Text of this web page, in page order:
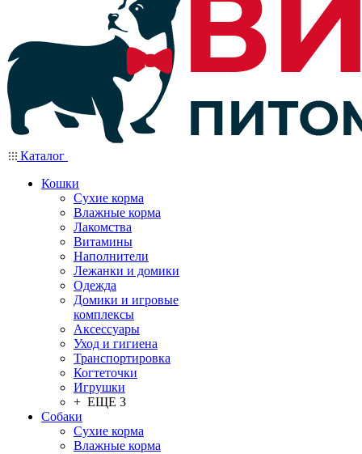
Каталог
Кошки
Сухие корма
Влажные корма
Лакомства
Витамины
Наполнители
Лежанки и домики
Одежда
Домики и игровые
комплексы
Аксессуары
Уход и гигиена
Транспортировка
Когтеточки
Игрушки
+ ЕЩЕ 3
Собаки
Сухие корма
Влажные корма